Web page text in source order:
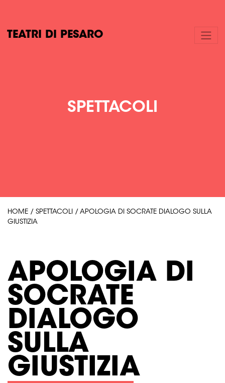
TEATRI DI PESARO
SPETTACOLI
HOME / SPETTACOLI / APOLOGIA DI SOCRATE DIALOGO SULLA
GIUSTIZIA
APOLOGIA DI
SOCRATE
DIALOGO
SULLA
GIUSTIZIA